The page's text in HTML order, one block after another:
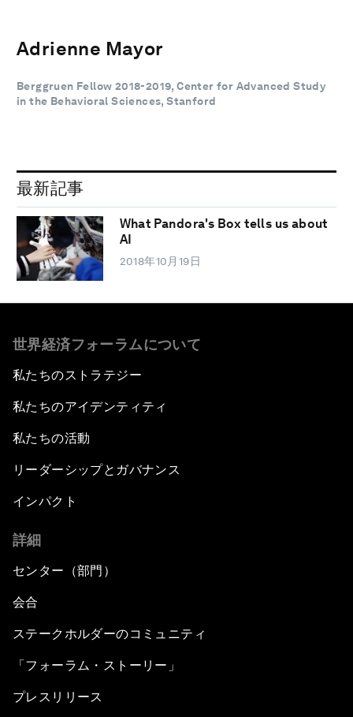
Adrienne Mayor
Berggruen Fellow 2018-2019, Center for Advanced Study
in the Behavioral Sciences, Stanford
最新記事
What Pandora's Box tells us about
AI
2018年10月19日
世界経済フォーラムについて
私たちのストラテジー
私たちのアイデンティティ
私たちの活動
リーダーシップとガバナンス
インパクト
詳細
センター（部門）
会合
ステークホルダーのコミュニティ
「フォーラム・ストーリー」
プレスリリース